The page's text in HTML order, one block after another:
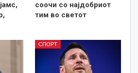
соочи со најдобриот
тим во светот
СПОРТ